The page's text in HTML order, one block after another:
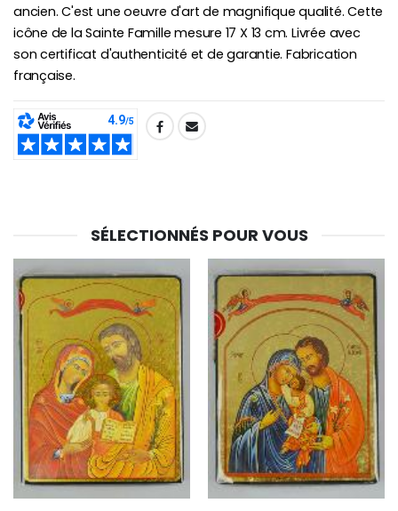
ancien. C'est une oeuvre d'art de magnifique qualité. Cette
icône de la Sainte Famille mesure 17 X 13 cm. Livrée avec
son certificat d'authenticité et de garantie. Fabrication
française.
SHARE:
SÉLECTIONNÉS POUR VOUS